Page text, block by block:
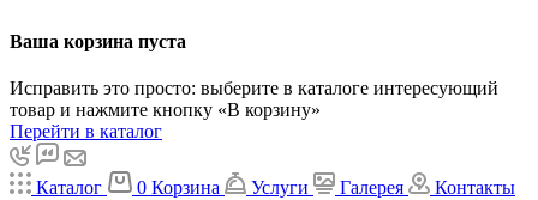
Ваша корзина пуста
Исправить это просто: выберите в каталоге интересующий
товар и нажмите кнопку «В корзину»
Перейти в каталог
Каталог 0 Корзина Услуги Галерея
Контакты